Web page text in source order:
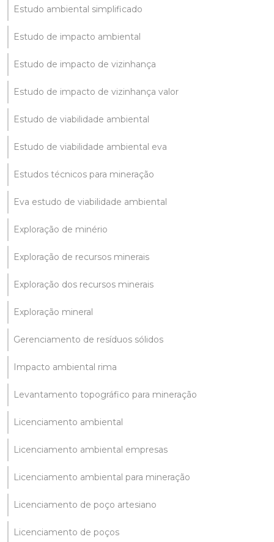
Estudo ambiental simplificado
Estudo de impacto ambiental
Estudo de impacto de vizinhança
Estudo de impacto de vizinhança valor
Estudo de viabilidade ambiental
Estudo de viabilidade ambiental eva
Estudos técnicos para mineração
Eva estudo de viabilidade ambiental
Exploração de minério
Exploração de recursos minerais
Exploração dos recursos minerais
Exploração mineral
Gerenciamento de resíduos sólidos
Impacto ambiental rima
Levantamento topográfico para mineração
Licenciamento ambiental
Licenciamento ambiental empresas
Licenciamento ambiental para mineração
Licenciamento de poço artesiano
Licenciamento de poços